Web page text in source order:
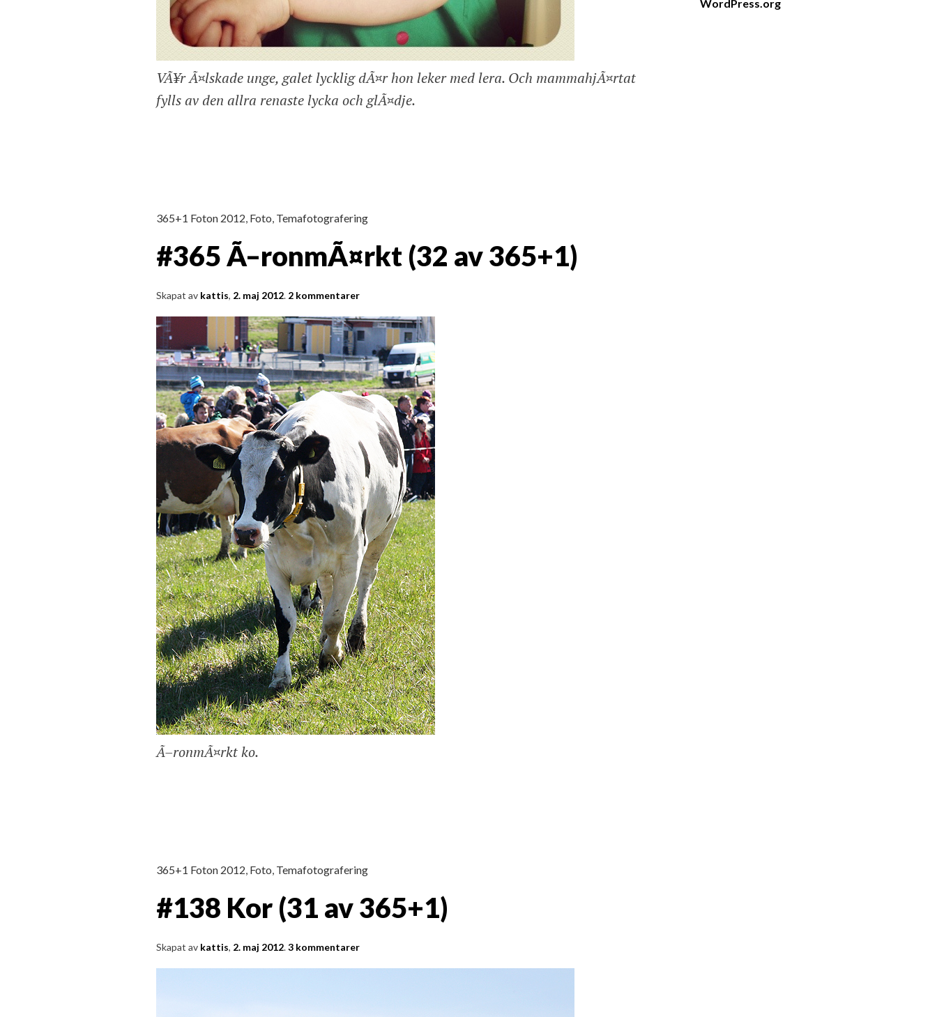
VÃ¥r Ã¤lskade unge, galet lycklig dÃ¤r hon leker med lera. Och mammahjÃ¤rtat
fylls av den allra renaste lycka och glÃ¤dje.
365+1 Foton 2012 Foto Temafotografering
#365 Ã–ronmÃ¤rkt (32 av 365+1)
Skapat av kattis, 2. maj 2012. 2 kommentarer
Ã–ronmÃ¤rkt ko.
365+1 Foton 2012 Foto Temafotografering
#138 Kor (31 av 365+1)
Skapat av kattis, 2. maj 2012.3 kommentarer
WordPress.org